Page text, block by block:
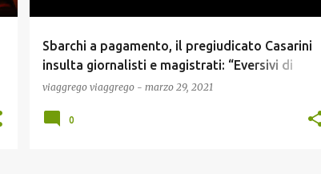
Sbarchi a pagamento, il pregiudicato Casarini
insulta giornalisti e magistrati: “Eversivi di
destra. Procura schierata”
viaggrego viaggrego - marzo 29, 2021
0